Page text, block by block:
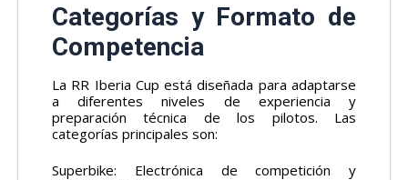
Categorías y Formato de
Competencia
La RR Iberia Cup está diseñada para adaptarse
a diferentes niveles de experiencia y
preparación técnica de los pilotos. Las
categorías principales son:
Superbike: Electrónica de competición y